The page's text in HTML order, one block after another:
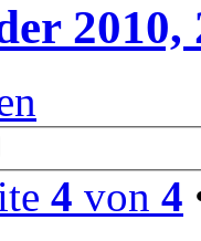
2010,
4 von 4